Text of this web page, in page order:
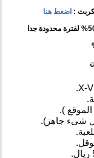
: اضغط هنا
).
شىء جاهز).